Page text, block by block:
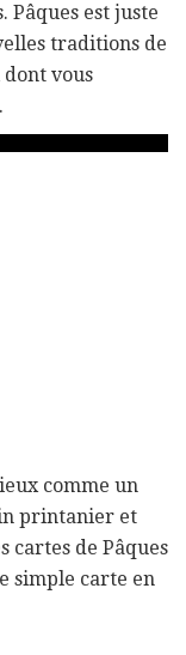
Pâques est juste
traditions de
vous
comme un
printanier et
cartes de Pâques
simple carte en